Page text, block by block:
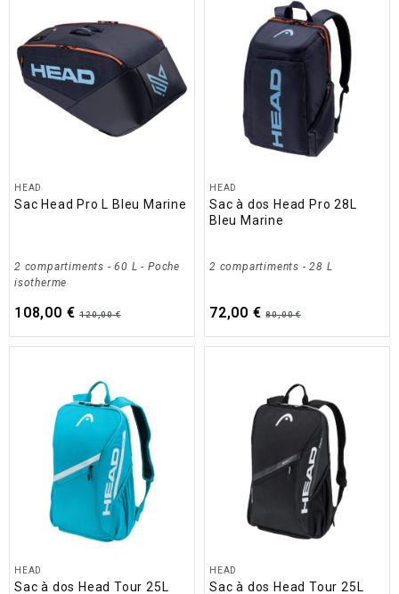
HEAD
Sac Head Pro L Bleu Marine
2 compartiments - 60 L - Poche
isotherme
108,00 € 120,00 €
HEAD
Sac à dos Head Pro 28L
Bleu Marine
2 compartiments - 28 L
72,00 € 80,00 €
HEAD
Sac à dos Head Tour 25L
HEAD
Sac à dos Head Tour 25L